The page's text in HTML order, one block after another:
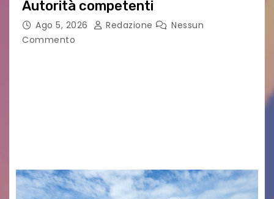
Autorità competenti
Ago 5, 2026 Redazione
Nessun
Commento